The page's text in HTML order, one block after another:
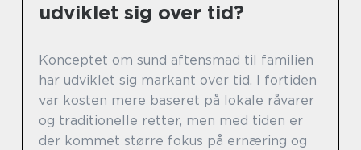
udviklet sig over tid?
Konceptet om sund aftensmad til familien
har udviklet sig markant over tid. I fortiden
var kosten mere baseret på lokale råvarer
og traditionelle retter, men med tiden er
der kommet større fokus på ernæring og